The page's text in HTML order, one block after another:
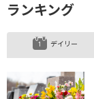
ランキング
デイリー